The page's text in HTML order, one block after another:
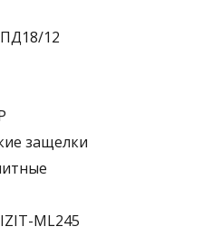
12
защелки
ML245